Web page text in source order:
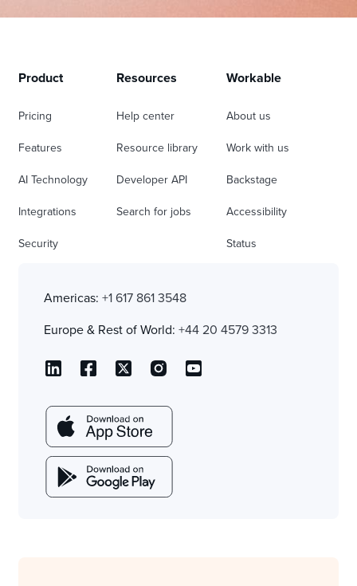
Product
Pricing
Features
AI Technology
Integrations
Security
Resources
Help center
Resource library
Developer API
Search for jobs
Workable
About us
Work with us
Backstage
Accessibility
Status
Americas: +1 617 861 3548
Europe & Rest of World: +44 20 4579 3313